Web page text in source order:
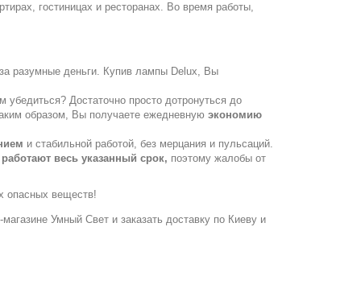
гостиницах и ресторанах. Во время работы,
разумные деньги. Купив лампы Delux, Вы
Достаточно просто дотронуться до
образом, Вы получаете ежедневную экономию
и стабильной работой, без мерцания и пульсаций.
работают весь указанный срок, поэтому жалобы от
опасных веществ!
Умный Свет и заказать доставку по Киеву и